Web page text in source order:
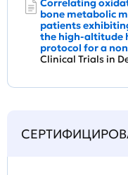
Correlating
bone metabolic
patients
the high-altitude
protocol for a
Clinical Trials in